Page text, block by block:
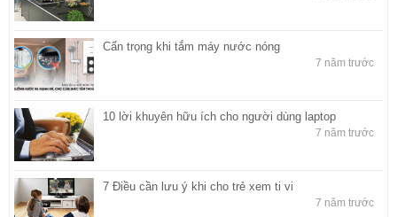
Cẩn trọng khi tắm máy nước nóng
7 năm trước
10 lời khuyên hữu ích cho người dùng laptop
7 năm trước
7 Điều cần lưu ý khi cho trẻ xem ti vi
7 năm trước